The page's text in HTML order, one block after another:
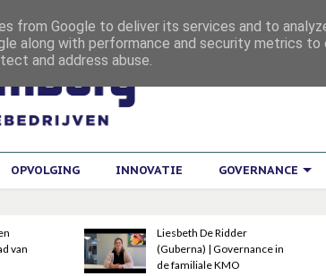
OPVOLGING INNOVATIE GOVERNANCE
Liesbeth De Ridder
(Guberna) | Governance in
de familiale KMO
from Google to deliver its services and to
along with performance and security metrics
and address abuse.